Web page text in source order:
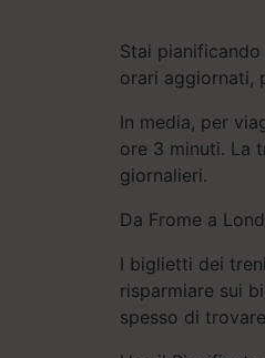
Stai
orari aggiornati,
In media, per
ore 3 minuti. La
giornalieri.
Da Frome a
I biglietti dei
risparmiare sui
spesso di